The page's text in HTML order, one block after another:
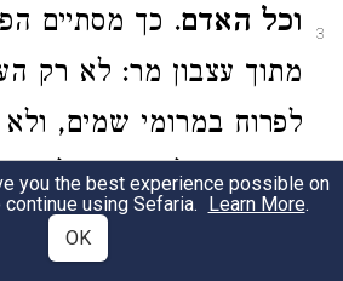
3 וכל האדם. כך מסתיים
מתוך עצבון מר: לא רק
לפרוח במרומי שמים,
החביבה על האדם, ולא
הרחוקה יותר מן האדם,
you the best experience possible on
using Sefaria. Learn More.
OK